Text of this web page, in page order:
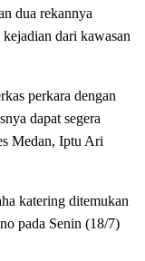
dua rekannya
dari kawasan
perkara dengan
dapat segera
Medan, Iptu Ari
katering ditemukan
pada Senin (18/7)